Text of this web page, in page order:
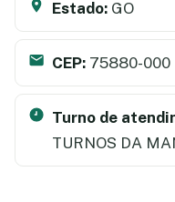
Estado: GO
CEP: 75880-000
Turno de
TURNOS DA